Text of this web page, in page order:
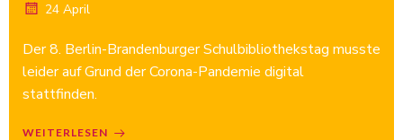
24 April
Der 8. Berlin-Brandenburger Schulbibliothekstag musste
leider auf Grund der Corona-Pandemie digital
stattfinden.
WEITERLESEN